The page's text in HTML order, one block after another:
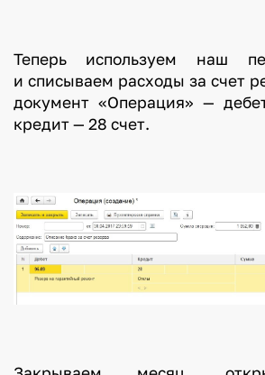
Теперь используем наш
и списываем расходы за счет
документ «Операция» —
кредит — 28 счет.